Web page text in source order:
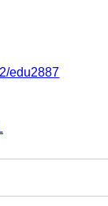
edu2887